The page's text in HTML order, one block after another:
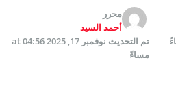
محرر
أحمد السيد
تم التحديث
نوفمبر 17, 2025 at 04:56
مساءً